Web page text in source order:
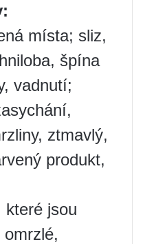
místa; sliz,
špína
vadnutí;
ztmavlý,
produkt,
které jsou